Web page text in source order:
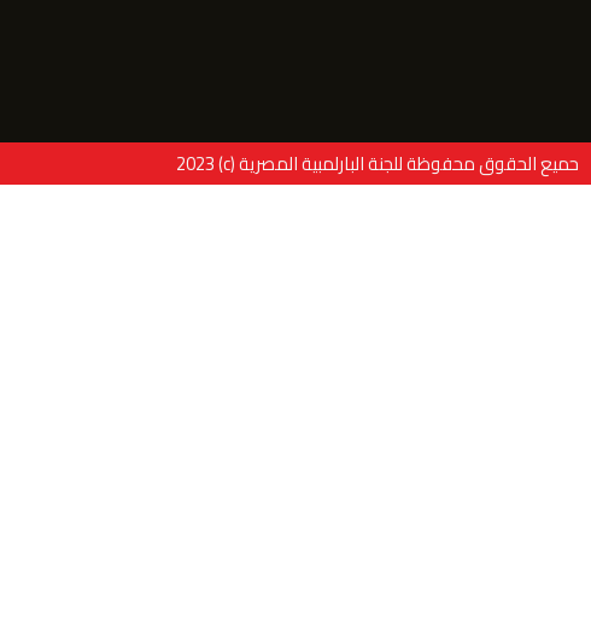
حميع الحقوق محفوظة للجنة البارلمبية المصرية (c) 2023